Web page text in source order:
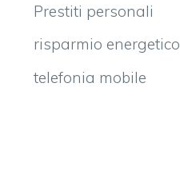
Prestiti personali
risparmio energetico
telefonia mobile